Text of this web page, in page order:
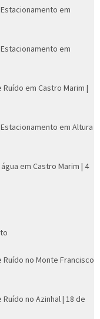
em
em
em Castro Marim |
em Altura
em Castro Marim | 4
no Monte Francisco
no Azinhal | 18 de